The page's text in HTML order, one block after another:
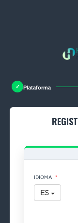
Plataforma
IDIOMA *
ES